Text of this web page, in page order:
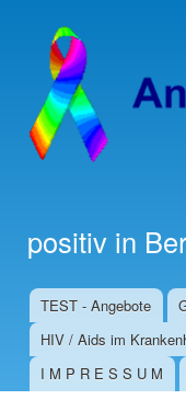
positiv in
Hauptmenü
TEST - Angebote
HIV / Aids im
I M P R E S S U M